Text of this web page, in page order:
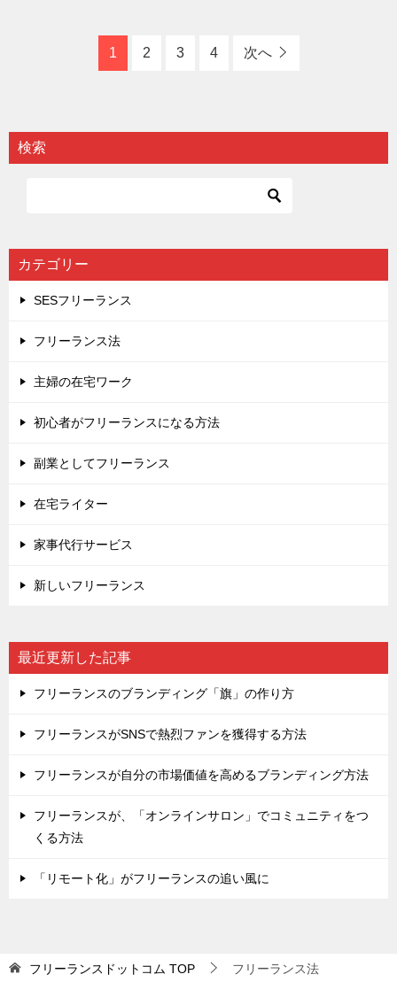
1 2 3 4 次へ
検索
カテゴリー
SESフリーランス
フリーランス法
主婦の在宅ワーク
初心者がフリーランスになる方法
副業としてフリーランス
在宅ライター
家事代行サービス
新しいフリーランス
最近更新した記事
フリーランスのブランディング「旗」の作り方
フリーランスがSNSで熱烈ファンを獲得する方法
フリーランスが自分の市場価値を高めるブランディング方法
フリーランスが、「オンラインサロン」でコミュニティをつ
くる方法
「リモート化」がフリーランスの追い風に
フリーランスドットコム TOP フリーランス法